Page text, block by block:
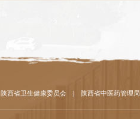
陕西省卫生健康委员会 | 陕西省中医药管理局